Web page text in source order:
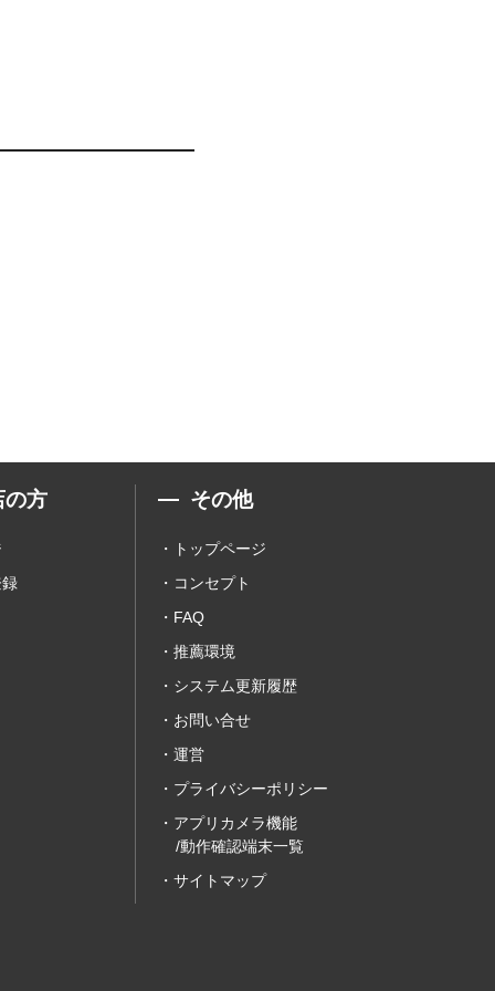
の方 その他
トップページ
コンセプト
FAQ
推薦環境
システム更新履歴
お問い合せ
運営
プライバシーポリシー
アプリカメラ機能
/動作確認端末一覧
サイトマップ